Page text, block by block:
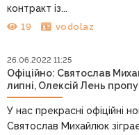
контракт із...
19 vodolaz
26.06.2022 11:25
Офіційно: Святослав
липні, Олексій Лень
У нас прекрасні офіційні
Святослав Михайлюк